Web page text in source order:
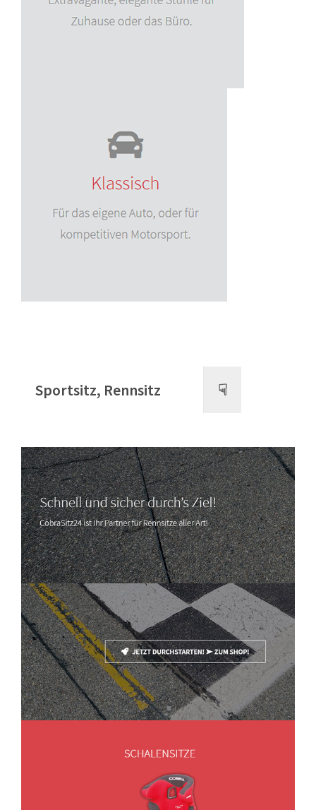
Sportsitz, Rennsitz ☟